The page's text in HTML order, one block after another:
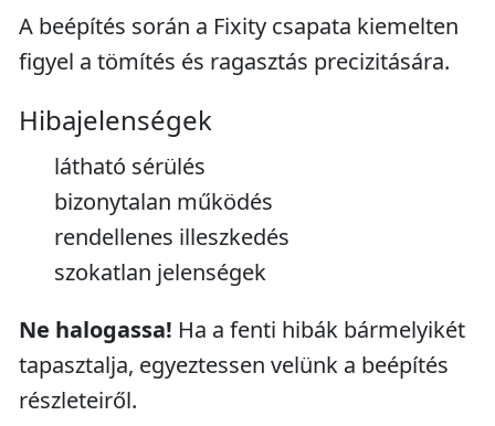
A beépítés során a Fixity csapata kiemelten
figyel a tömítés és ragasztás precizitására.
Hibajelenségek
látható sérülés
bizonytalan működés
rendellenes illeszkedés
szokatlan jelenségek
Ne halogassa! Ha a fenti hibák bármelyikét
tapasztalja, egyeztessen velünk a beépítés
részleteiről.